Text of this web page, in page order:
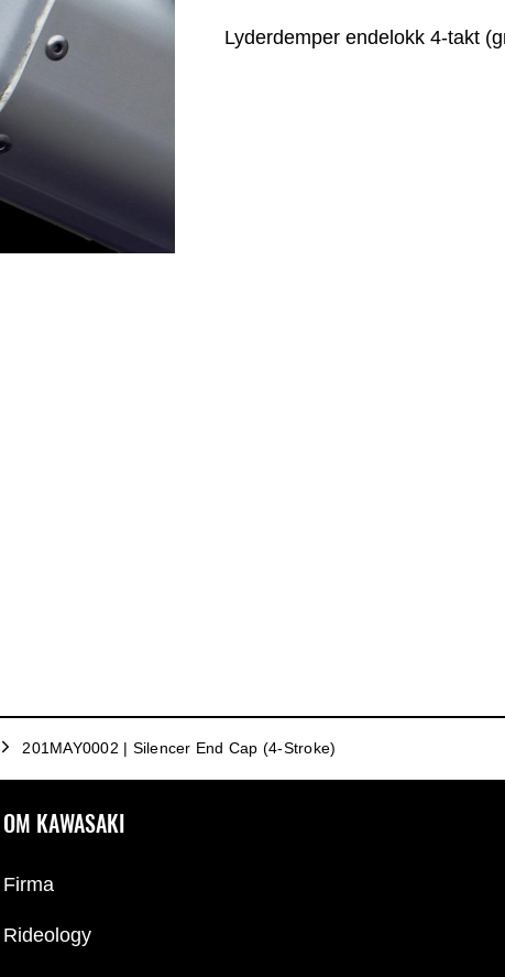
Lyderdemper endelokk 4-takt
201MAY0002 | Silencer End Cap (4-Stroke)
OM KAWASAKI
Firma
Rideology